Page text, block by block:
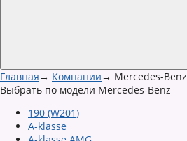
Главная→ Компании→ Mercedes-Benz
Выбрать по модели Mercedes-Benz
190 (W201)
A-klasse